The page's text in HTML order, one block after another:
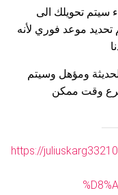
سيتم تحويلك الى
موعد فوري لأنه
ومؤهل وسيتم
وقت ممكن
https://